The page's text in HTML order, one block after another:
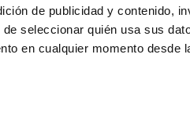
de publicidad y contenido,
seleccionar quién usa sus
en cualquier momento desde